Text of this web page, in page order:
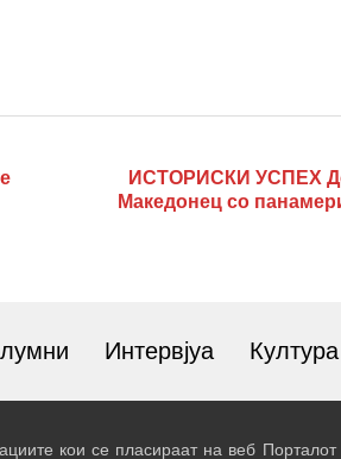
ИСТОРИСКИ УСПЕХ
Македонец со
Интервјуа Култура
кои се пласираат на веб Порталот